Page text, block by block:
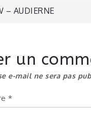
– AUDIERNE
un
e-mail ne sera pas
*